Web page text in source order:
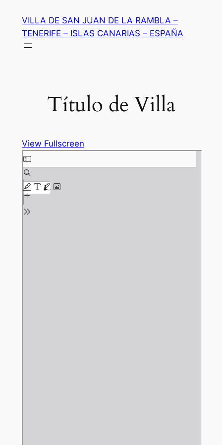
contenido
VILLA DE SAN JUAN DE LA RAMBLA –
TENERIFE – ISLAS CANARIAS – ESPAÑA
Título de Villa
View Fullscreen
Saltar
al
contenido
del
PDF